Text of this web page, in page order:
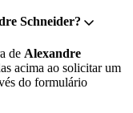
Schneider?
de Alexandre
acima ao solicitar um
do formulário